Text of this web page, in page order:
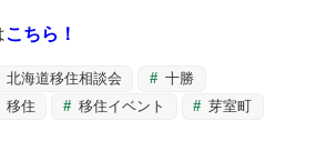
こちら！
北海道移住相談会
十勝
移住 移住イベント 芽室町